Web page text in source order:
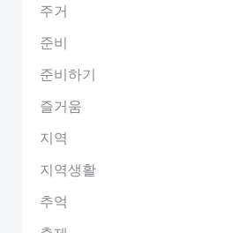
주거
준비
준비하기
즐거움
지역
지역생활
추억